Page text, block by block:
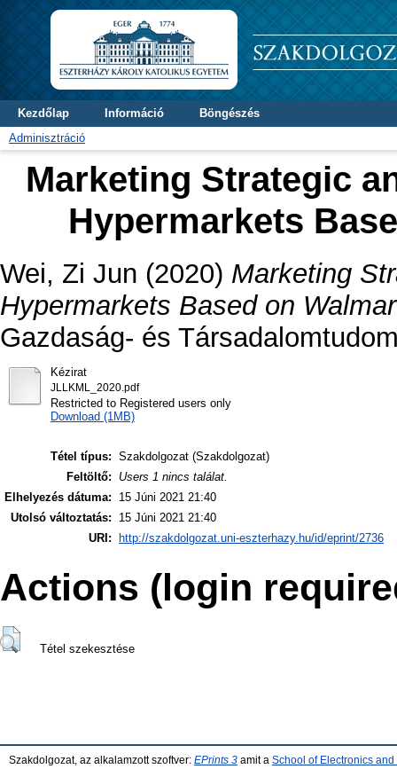
Kezdőlap Információ
Böngészés
Adminisztráció
Marketing Strategic
Hypermarkets
Wei, Zi Jun (2020) Marketing
Hypermarkets Based on
Gazdaság- és
Kézirat
JLLKML_2020.pdf
Restricted to Registered users only
Download (1MB)
Tétel típus: Szakdolgozat (Szakdolgozat)
Feltöltő:
Users 1 nincs találat.
Elhelyezés dátuma:
15 Júni 2021 21:40
Utolsó változtatás:
15 Júni 2021 21:40
URI:
http://szakdolgozat.uni-eszterhazy.hu/id/eprint/2736
Actions (login
Tétel szekesztése
Szakdolgozat, az alkalamzott szoftver: EPrints 3 amit a School of Electronics